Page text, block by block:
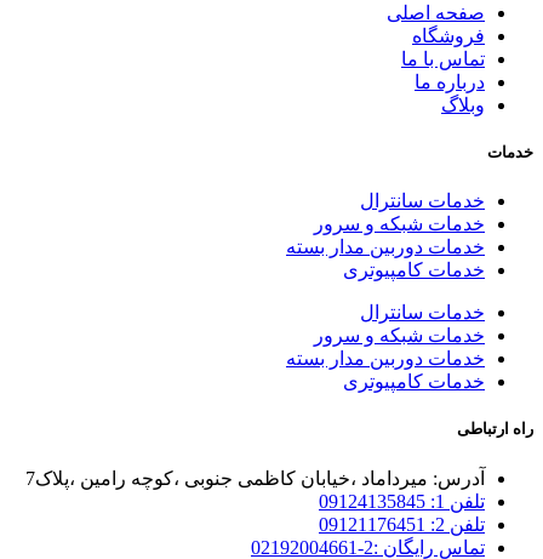
صفحه اصلی
فروشگاه
تماس با ما
درباره ما
وبلاگ
خدمات سانترال
خدمات شبکه و سرور
خدمات دوربین مدار بسته
خدمات کامپیوتری
خدمات سانترال
خدمات شبکه و سرور
خدمات دوربین مدار بسته
خدمات کامپیوتری
آدرس: میرداماد ،خیابان کاظمی جنوبی ،کوچه رامین ،پلاک7
تلفن 1: 09124135845
تلفن 2: 09121176451
تماس رایگان :2-02192004661